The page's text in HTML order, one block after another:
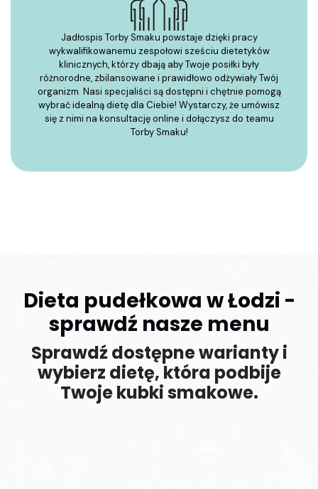
Jadłospis Torby Smaku powstaje dzięki pracy
wykwalifikowanemu zespołowi sześciu dietetyków
klinicznych, którzy dbają aby Twoje posiłki były
różnorodne, zbilansowane i prawidłowo odżywiały Twój
organizm. Nasi specjaliści są dostępni i chętnie pomogą
wybrać idealną dietę dla Ciebie! Wystarczy, że umówisz
się z nimi na konsultację online i dołączysz do teamu
Torby Smaku!
Dieta pudełkowa w Łodzi -
sprawdź nasze menu
Sprawdź dostępne warianty i
wybierz dietę, która podbije
Twoje kubki smakowe.